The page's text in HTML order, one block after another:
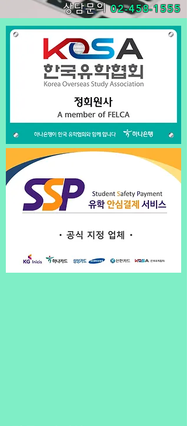
상담문의 02-458-1555